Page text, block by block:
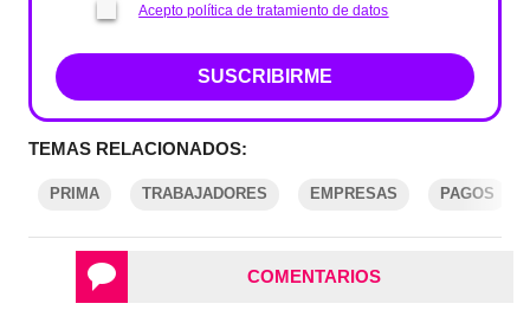
Acepto política de tratamiento de datos
SUSCRIBIRME
TEMAS RELACIONADOS:
PRIMA TRABAJADORES EMPRESAS PAGOS
COMENTARIOS